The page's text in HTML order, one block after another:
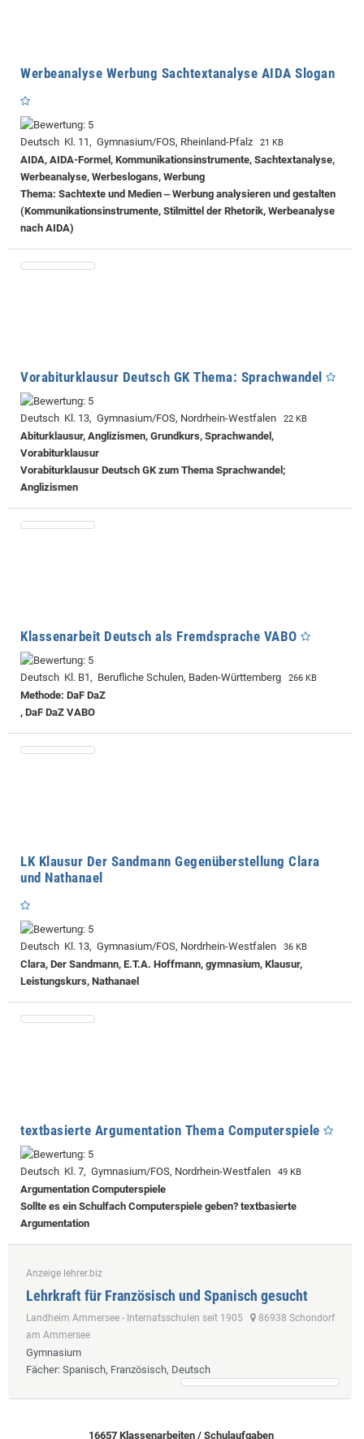
Werbeanalyse Werbung Sachtextanalyse AIDA Slogan
Deutsch Kl. 11, Gymnasium/FOS, Rheinland-Pfalz 21 KB
AIDA, AIDA-Formel, Kommunikationsinstrumente, Sachtextanalyse,
Werbeanalyse, Werbeslogans, Werbung
Thema: Sachtexte und Medien ‒ Werbung analysieren und gestalten
(Kommunikationsinstrumente, Stilmittel der Rhetorik, Werbeanalyse
nach AIDA)
Vorabiturklausur Deutsch GK Thema: Sprachwandel
Deutsch Kl. 13, Gymnasium/FOS, Nordrhein-Westfalen 22 KB
Abiturklausur, Anglizismen, Grundkurs, Sprachwandel,
Vorabiturklausur
Vorabiturklausur Deutsch GK zum Thema Sprachwandel;
Anglizismen
Klassenarbeit Deutsch als Fremdsprache VABO
Deutsch Kl. B1, Berufliche Schulen, Baden-Württemberg 266 KB
Methode: DaF DaZ
, DaF DaZ VABO
LK Klausur Der Sandmann Gegenüberstellung Clara
und Nathanael
Deutsch Kl. 13, Gymnasium/FOS, Nordrhein-Westfalen 36 KB
Clara, Der Sandmann, E.T.A. Hoffmann, gymnasium, Klausur,
Leistungskurs, Nathanael
textbasierte Argumentation Thema Computerspiele
Deutsch Kl. 7, Gymnasium/FOS, Nordrhein-Westfalen 49 KB
Argumentation Computerspiele
Sollte es ein Schulfach Computerspiele geben? textbasierte
Argumentation
Anzeige lehrer.biz
Lehrkraft für Französisch und Spanisch gesucht
Landheim Ammersee - Internatsschulen seit 1905
86938 Schondorf
am Ammersee
Gymnasium
Fächer: Spanisch, Französisch, Deutsch
16657 Klassenarbeiten / Schulaufgaben